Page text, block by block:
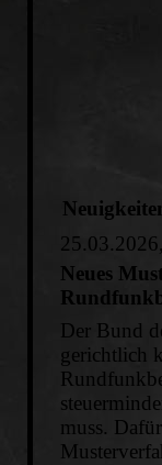
Neues
Der Bund
gerichtlich
muss.